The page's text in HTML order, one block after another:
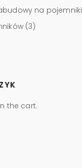
na pojemniki
(3)
the cart.